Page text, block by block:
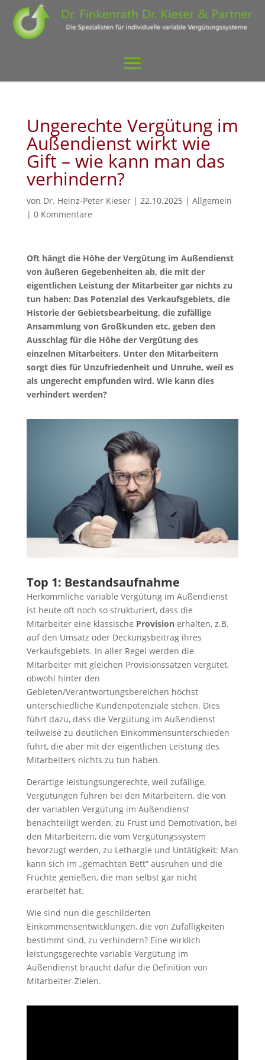
Ungerechte Vergütung im
Außendienst wirkt wie
Gift – wie kann man das
verhindern?
von Dr. Heinz-Peter Kieser| 22.10.2025 | Allgemein
| 0 Kommentare
Oft hängt die Höhe der Vergütung im Außendienst
von äußeren Gegebenheiten ab, die mit der
eigentlichen Leistung der Mitarbeiter gar nichts zu
tun haben: Das Potenzial des Verkaufsgebiets, die
Historie der Gebietsbearbeitung, die zufällige
Ansammlung von Großkunden etc. geben den
Ausschlag für die Höhe der Vergütung des
einzelnen Mitarbeiters. Unter den Mitarbeitern
sorgt dies für Unzufriedenheit und Unruhe, weil es
als ungerecht empfunden wird. Wie kann dies
verhindert werden?
Top 1: Bestandsaufnahme
Herkömmliche variable Vergütung im Außendienst
ist heute oft noch so strukturiert, dass die
Mitarbeiter eine klassische Provisionerhalten, z.B.
auf den Umsatz oder Deckungsbeitrag ihres
Verkaufsgebiets. In aller Regel werden die
Mitarbeiter mit gleichen Provisionssätzen vergütet,
obwohl hinter den
Gebieten/Verantwortungsbereichen höchst
unterschiedliche Kundenpotenziale stehen. Dies
führt dazu, dass die Vergütung im Außendienst
teilweise zu deutlichen Einkommensunterschieden
führt, die aber mit der eigentlichen Leistung des
Mitarbeiters nichts zu tun haben.
Derartige leistungsungerechte, weil zufällige,
Vergütungen führen bei den Mitarbeitern, die von
der variablen Vergütung im Außendienst
benachteiligt werden, zu Frust und Demotivation, bei
den Mitarbeitern, die vom Vergütungssystem
bevorzugt werden, zu Lethargie und Untätigkeit: Man
kann sich im „gemachten Bett“ ausruhen und die
Früchte genießen, die man selbst gar nicht
erarbeitet hat.
Wie sind nun die geschilderten
Einkommensentwicklungen, die von Zufälligkeiten
bestimmt sind, zu verhindern? Eine wirklich
leistungsgerechte variable Vergütung im
Außendienst braucht dafür die Definition von
Mitarbeiter-Zielen.